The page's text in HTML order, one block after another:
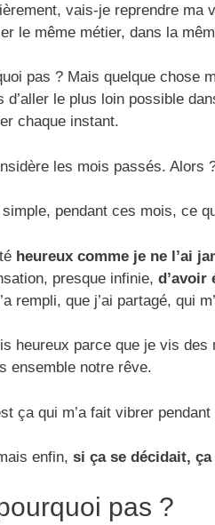
vais-je reprendre ma
le même métier, dans la
pas ? Mais quelque chose
d’aller le plus loin possible
chaque instant.
les mois passés. Alors
simple, pendant ces mois, ce
heureux comme je ne l’ai
presque infinie, d’avoir
rempli, que j’ai partagé, qui
heureux parce que je vis des
ensemble notre rêve.
ça qui m’a fait vibrer
enfin, si ça se décidait,
pas ?